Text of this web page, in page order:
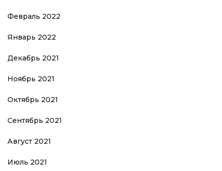
Февраль 2022
Январь 2022
Декабрь 2021
Ноябрь 2021
Октябрь 2021
Сентябрь 2021
Август 2021
Июль 2021